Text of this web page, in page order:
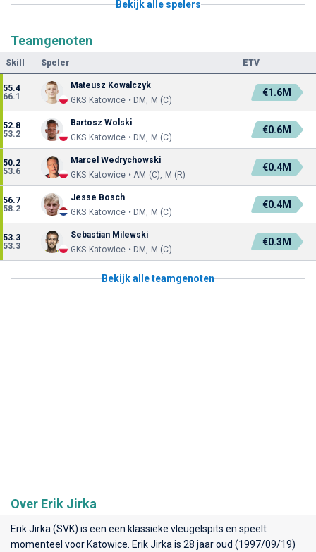
Bekijk alle spelers
Teamgenoten
Skill Speler ETV
55.4
66.1
Mateusz Kowalczyk
GKS Katowice • DM, M (C)
€1.6M
52.8
53.2
Bartosz Wolski
GKS Katowice • DM, M (C)
€0.6M
50.2
53.6
Marcel Wedrychowski
GKS Katowice • AM (C), M (R)
€0.4M
56.7
58.2
Jesse Bosch
GKS Katowice • DM, M (C)
€0.4M
53.3
53.3
Sebastian Milewski
GKS Katowice • DM, M (C)
€0.3M
Bekijk alle teamgenoten
Over Erik Jirka
Erik Jirka (SVK) is een een klassieke vleugelspits en speelt
momenteel voor Katowice . Erik Jirka is 28 jaar oud (1997/09/19)